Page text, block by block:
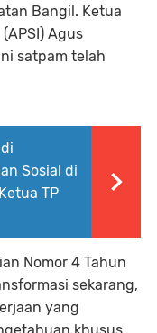
Bangil. Ketua
Agus
satpam telah
Sosial di
TP
Nomor 4 Tahun
sekarang,
yang